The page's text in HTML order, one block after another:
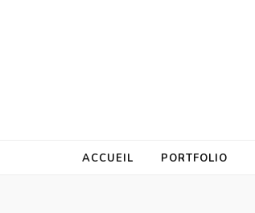
ACCUEIL PORTFOLIO